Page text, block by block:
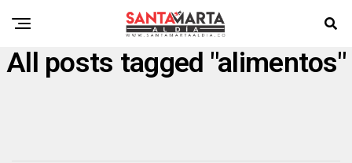
All posts tagged "alimentos"